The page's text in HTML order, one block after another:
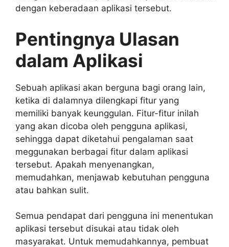
dengan keberadaan aplikasi tersebut.
Pentingnya Ulasan
dalam Aplikasi
Sebuah aplikasi akan berguna bagi orang lain,
ketika di dalamnya dilengkapi fitur yang
memiliki banyak keunggulan. Fitur-fitur inilah
yang akan dicoba oleh pengguna aplikasi,
sehingga dapat diketahui pengalaman saat
meggunakan berbagai fitur dalam aplikasi
tersebut. Apakah menyenangkan,
memudahkan, menjawab kebutuhan pengguna
atau bahkan sulit.
Semua pendapat dari pengguna ini menentukan
aplikasi tersebut disukai atau tidak oleh
masyarakat. Untuk memudahkannya, pembuat